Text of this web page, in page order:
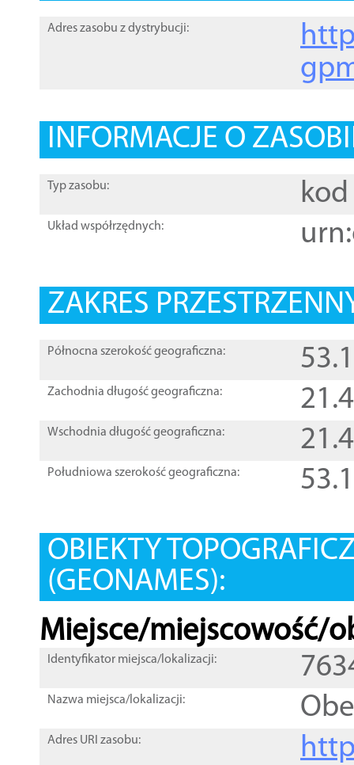
Adres zasobu z dystrybucji:
INFORMACJE O
Typ zasobu: kod
Układ współrzędnych:
ZAKRES
Północna szerokość geograficzna:
Zachodnia długość geograficzna:
Wschodnia długość geograficzna:
Południowa szerokość geograficzna:
OBIEKTY
(GEONAMES):
Miejsce/miejscowość/
Identyfikator miejsca/lokalizacji:
Nazwa miejsca/lokalizacji:
Adres URI zasobu: